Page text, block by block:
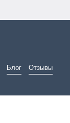
Блог
Отзывы